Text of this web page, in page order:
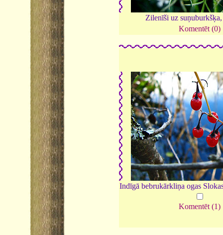
Zilenīši uz
Komentēt (0)
Indīgā bebrukārkliņa ogas
Komentēt (1)